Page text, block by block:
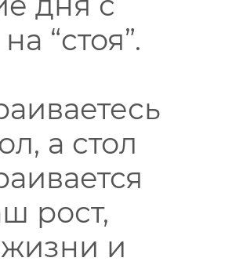
“стоя”.
а стол
рост,
и